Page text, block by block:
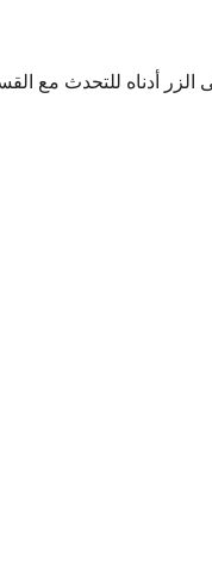
أدناه للتحدث مع